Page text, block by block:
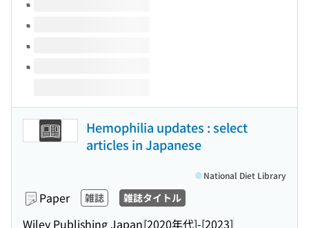
Hemophilia updates : select
articles in Japanese
Paper 雑誌 雑誌タイトル
Wiley Publishing Japan[2020年代]-[2023]
National Diet Library